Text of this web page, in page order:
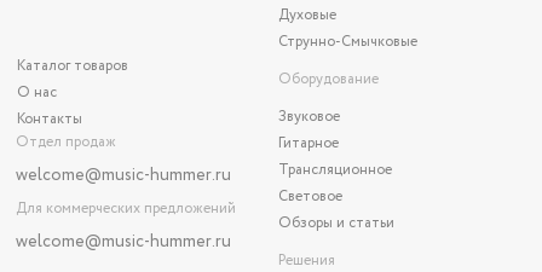
Каталог товаров
О нас
Контакты
Отдел продаж
welcome@music-hummer.ru
Для коммерческих предложений
welcome@music-hummer.ru
Духовые
Струнно-Смычковые
Оборудование
Звуковое
Гитарное
Трансляционное
Световое
Обзоры и статьи
Решения